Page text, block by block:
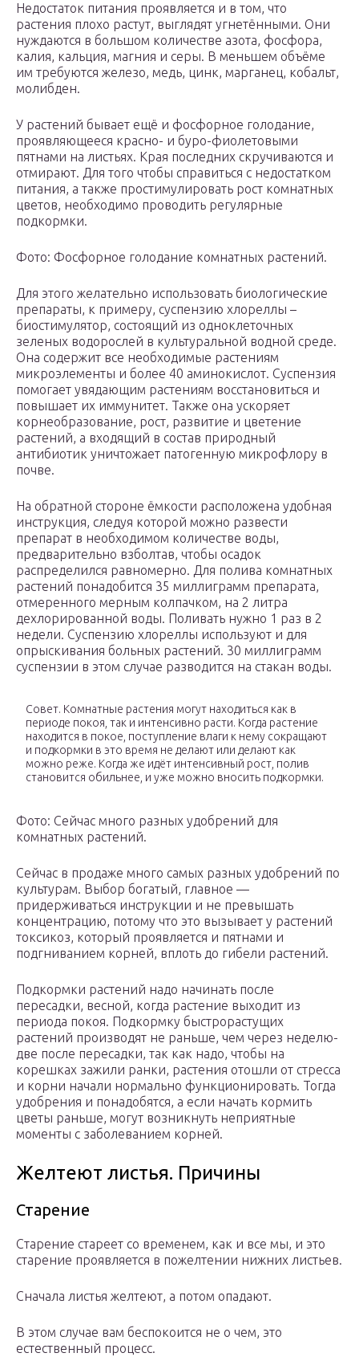
Недостаток питания проявляется и в том, что
растения плохо растут, выглядят угнетёнными. Они
нуждаются в большом количестве азота, фосфора,
калия, кальция, магния и серы. В меньшем объёме
им требуются железо, медь, цинк, марганец, кобальт,
молибден.
У растений бывает ещё и фосфорное голодание,
проявляющееся красно- и буро-фиолетовыми
пятнами на листьях. Края последних скручиваются и
отмирают. Для того чтобы справиться с недостатком
питания, а также простимулировать рост комнатных
цветов, необходимо проводить регулярные
подкормки.
Фото: Фосфорное голодание комнатных растений.
Для этого желательно использовать биологические
препараты, к примеру, суспензию хлореллы –
биостимулятор, состоящий из одноклеточных
зеленых водорослей в культуральной водной среде.
Она содержит все необходимые растениям
микроэлементы и более 40 аминокислот. Суспензия
помогает увядающим растениям восстановиться и
повышает их иммунитет. Также она ускоряет
корнеобразование, рост, развитие и цветение
растений, а входящий в состав природный
антибиотик уничтожает патогенную микрофлору в
почве.
На обратной стороне ёмкости расположена удобная
инструкция, следуя которой можно развести
препарат в необходимом количестве воды,
предварительно взболтав, чтобы осадок
распределился равномерно. Для полива комнатных
растений понадобится 35 миллиграмм препарата,
отмеренного мерным колпачком, на 2 литра
дехлорированной воды. Поливать нужно 1 раз в 2
недели. Суспензию хлореллы используют и для
опрыскивания больных растений. 30 миллиграмм
суспензии в этом случае разводится на стакан воды.
Совет. Комнатные растения могут находиться как в
периоде покоя, так и интенсивно расти. Когда растение
находится в покое, поступление влаги к нему сокращают
и подкормки в это время не делают или делают как
можно реже. Когда же идёт интенсивный рост, полив
становится обильнее, и уже можно вносить подкормки.
Фото: Сейчас много разных удобрений для
комнатных растений.
Сейчас в продаже много самых разных удобрений по
культурам. Выбор богатый, главное —
придерживаться инструкции и не превышать
концентрацию, потому что это вызывает у растений
токсикоз, который проявляется и пятнами и
подгниванием корней, вплоть до гибели растений.
Подкормки растений надо начинать после
пересадки, весной, когда растение выходит из
периода покоя. Подкормку быстрорастущих
растений производят не раньше, чем через неделю-
две после пересадки, так как надо, чтобы на
корешках зажили ранки, растения отошли от стресса
и корни начали нормально функционировать. Тогда
удобрения и понадобятся, а если начать кормить
цветы раньше, могут возникнуть неприятные
моменты с заболеванием корней.
Желтеют листья. Причины
Старение
Старение стареет со временем, как и все мы, и это
старение проявляется в пожелтении нижних листьев.
Сначала листья желтеют, а потом опадают.
В этом случае вам беспокоится не о чем, это
естественный процесс.